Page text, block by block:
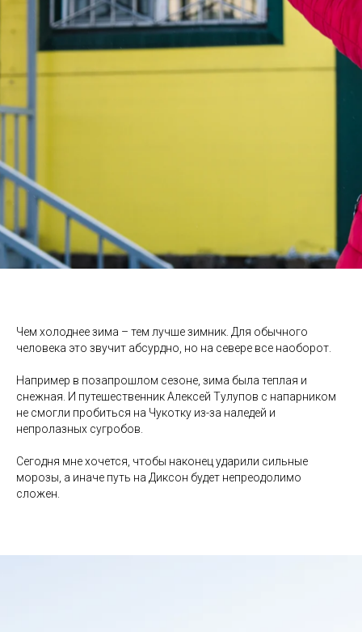
Чем холоднее зима – тем лучше зимник. Для обычного
человека это звучит абсурдно, но на севере все наоборот.
Например в позапрошлом сезоне, зима была теплая и
снежная. И путешественник Алексей Тулупов с напарником
не смогли пробиться на Чукотку из-за наледей и
непролазных сугробов.
Сегодня мне хочется, чтобы наконец ударили сильные
морозы, а иначе путь на Диксон будет непреодолимо
сложен.